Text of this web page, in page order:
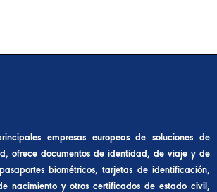
empresas europeas de soluciones de
ofrece documentos de identidad, de viaje y de
biométricos, tarjetas de identificación,
nacimiento y otros certificados de estado civil,